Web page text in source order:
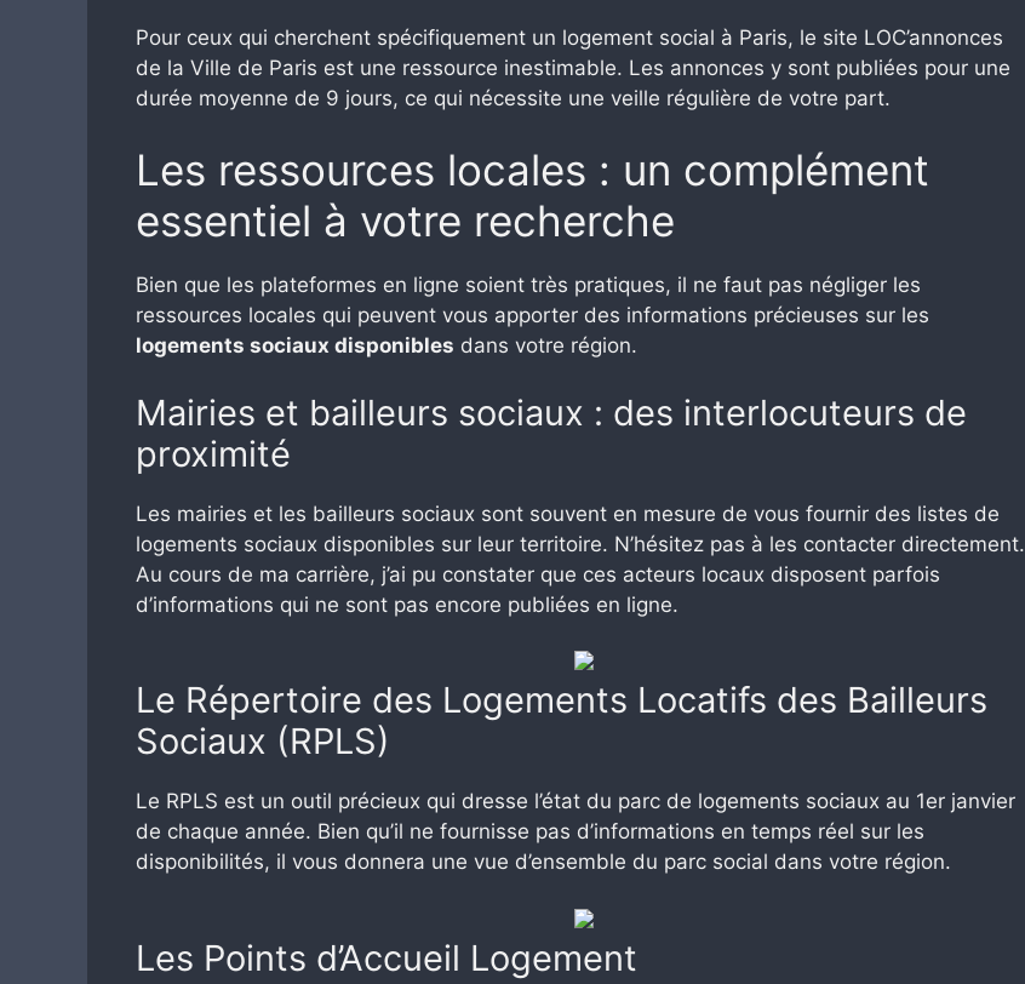
Pour ceux qui cherchent spécifiquement un logement social à Paris, le site LOC’annonces
de la Ville de Paris est une ressource inestimable. Les annonces y sont publiées pour une
durée moyenne de 9 jours, ce qui nécessite une veille régulière de votre part.
Les ressources locales : un complément
essentiel à votre recherche
Bien que les plateformes en ligne soient très pratiques, il ne faut pas négliger les
ressources locales qui peuvent vous apporter des informations précieuses sur les
logements sociaux disponibles dans votre région.
Mairies et bailleurs sociaux : des interlocuteurs de
proximité
Les mairies et les bailleurs sociaux sont souvent en mesure de vous fournir des listes de
logements sociaux disponibles sur leur territoire. N’hésitez pas à les contacter directement.
Au cours de ma carrière, j’ai pu constater que ces acteurs locaux disposent parfois
d’informations qui ne sont pas encore publiées en ligne.
Le Répertoire des Logements Locatifs des Bailleurs
Sociaux (RPLS)
Le RPLS est un outil précieux qui dresse l’état du parc de logements sociaux au 1er janvier
de chaque année. Bien qu’il ne fournisse pas d’informations en temps réel sur les
disponibilités, il vous donnera une vue d’ensemble du parc social dans votre région.
Les Points d’Accueil Logement